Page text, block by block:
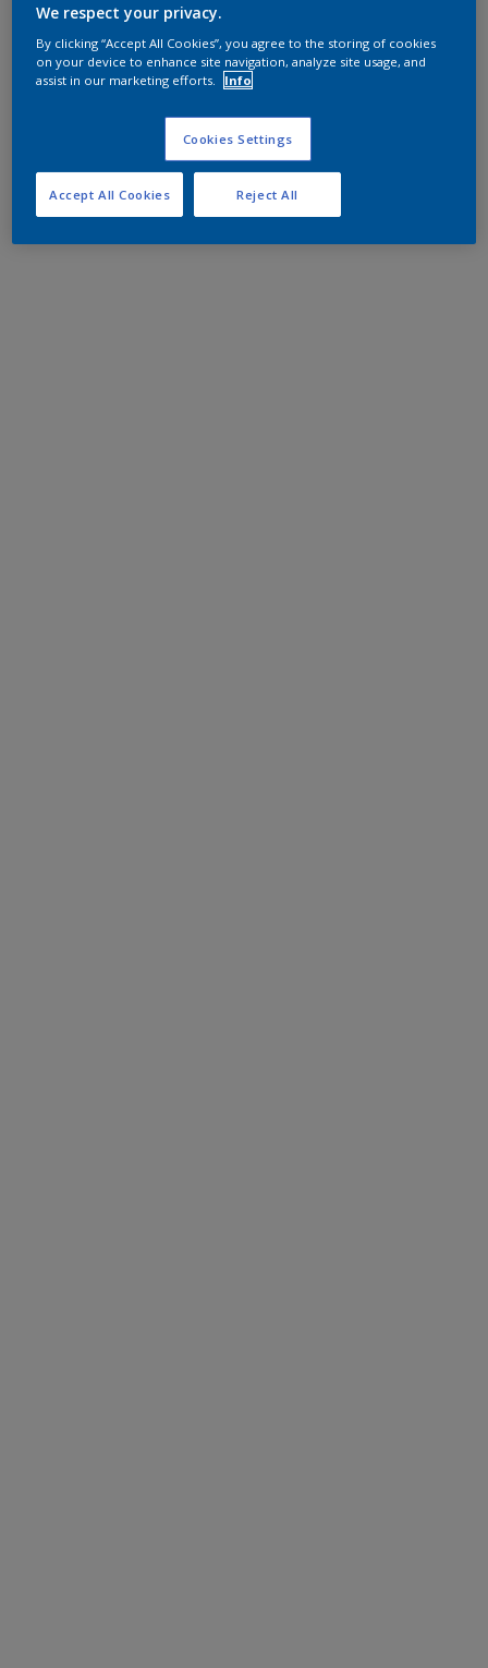
We respect your privacy.
By clicking “Accept All Cookies”, you agree to the storing of cookies
on your device to enhance site navigation, analyze site usage, and
assist in our marketing efforts.
Info
Cookies Settings
Reject All
Accept All Cookies